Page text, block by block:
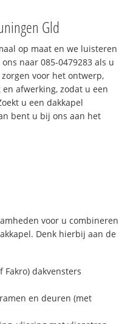
Gld
op maat en we luisteren
naar 085-0479283 als u
voor het ontwerp,
afwerking, zodat u een
u een dakkapel
bent u bij ons aan het
voor u combineren
Denk hierbij aan de
Fakro) dakvensters
en deuren (met